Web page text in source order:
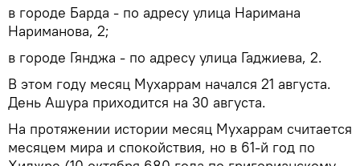
в городе Барда - по адресу улица Наримана
Нариманова, 2;
в городе Гянджа - по адресу улица Гаджиева, 2.
В этом году месяц Мухаррам начался 21 августа.
День Ашура приходится на 30 августа.
На протяжении истории месяц Мухаррам считается
месяцем мира и спокойствия, но в 61-й год по